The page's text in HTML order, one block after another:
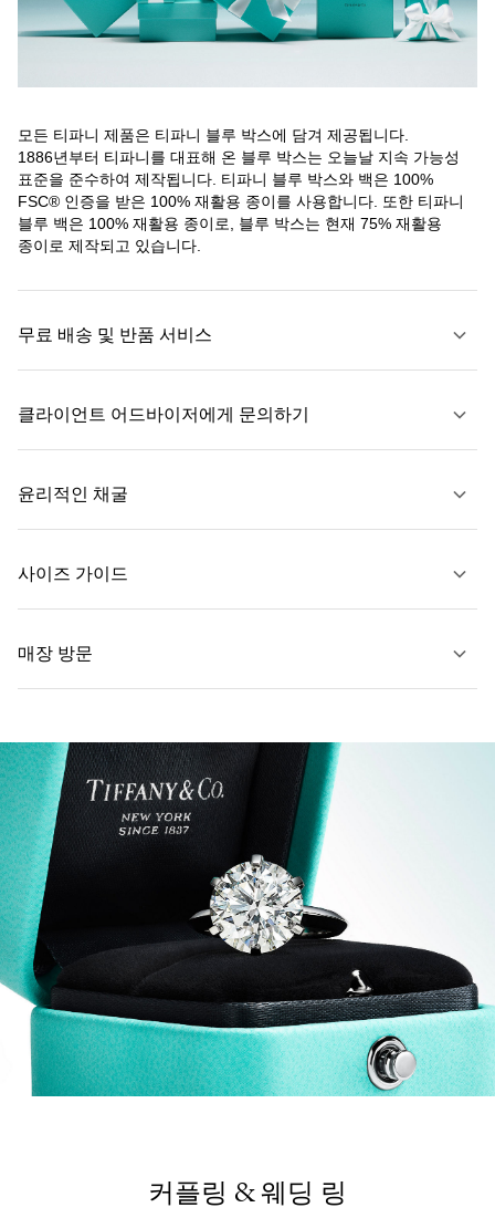
모든 티파니 제품은 티파니 블루 박스에 담겨 제공됩니다.
1886년부터 티파니를 대표해 온 블루 박스는 오늘날 지속 가능성
표준을 준수하여 제작됩니다. 티파니 블루 박스와 백은 100%
FSC® 인증을 받은 100% 재활용 종이를 사용합니다. 또한 티파니
블루 백은 100% 재활용 종이로, 블루 박스는 현재 75% 재활용
종이로 제작되고 있습니다.
무료 배송 및 반품 서비스
자세히 보기
클라이언트 어드바이저에게 문의하기
윤리적인 채굴
사이즈 가이드
자세히 보기
매장 방문
가까운 매장 찾기
커플링 & 웨딩 링